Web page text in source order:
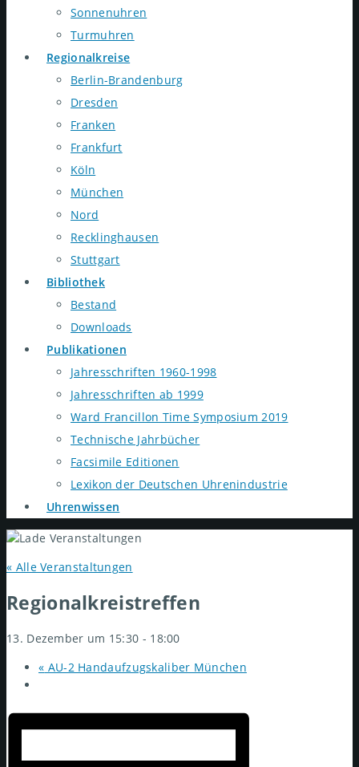
Sonnenuhren
Turmuhren
Regionalkreise
Berlin-Brandenburg
Dresden
Franken
Frankfurt
Köln
München
Nord
Recklinghausen
Stuttgart
Bibliothek
Bestand
Downloads
Publikationen
Jahresschriften 1960-1998
Jahresschriften ab 1999
Ward Francillon Time Symposium 2019
Technische Jahrbücher
Facsimile Editionen
Lexikon der Deutschen Uhrenindustrie
Uhrenwissen
« Alle Veranstaltungen
Regionalkreistreffen
13. Dezember um 15:30 - 18:00
« AU-2 Handaufzugskaliber München